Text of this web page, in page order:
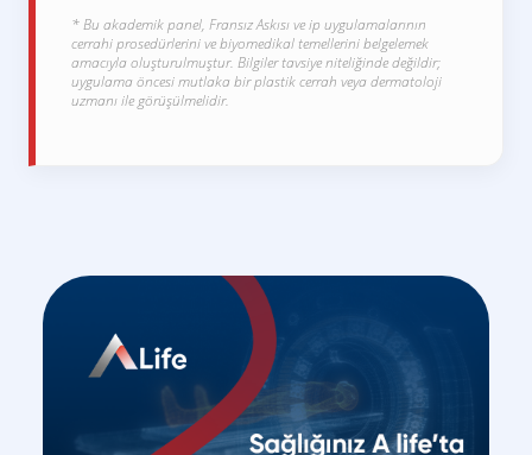
* Bu akademik panel, Fransız Askısı ve ip uygulamalarının
cerrahi prosedürlerini ve biyomedikal temellerini belgelemek
amacıyla oluşturulmuştur. Bilgiler tavsiye niteliğinde değildir;
uygulama öncesi mutlaka bir plastik cerrah veya dermatoloji
uzmanı ile görüşülmelidir.